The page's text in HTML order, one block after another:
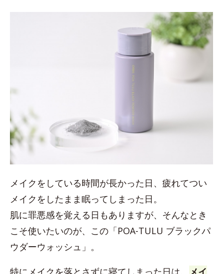
メイクをしている時間が長かった日、疲れてつい
メイクをしたまま眠ってしまった日。
肌に罪悪感を覚える日もありますが、そんなとき
こそ使いたいのが、この「POA-TULU ブラックパ
ウダーウォッシュ」。
特にメイクを落とさずに寝てしまった日は、 メイ